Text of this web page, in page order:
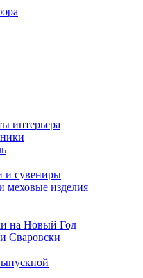
интерьера
и сувениры
меховые изделия
на Новый Год
Сваровски